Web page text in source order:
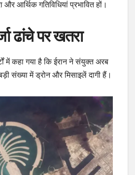
और आर्थिक गतिविधियां प्रभावित हों।
ढांचे पर खतरा
में कहा गया है कि ईरान ने संयुक्त अरब
संख्या में ड्रोन और मिसाइलें दागी हैं।